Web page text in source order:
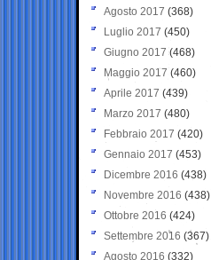
Agosto 2017 (368)
Luglio 2017 (450)
Giugno 2017 (468)
Maggio 2017 (460)
Aprile 2017 (439)
Marzo 2017 (480)
Febbraio 2017 (420)
Gennaio 2017 (453)
Dicembre 2016 (438)
Novembre 2016 (438)
Ottobre 2016 (424)
Settembre 2016 (367)
Agosto 2016 (332)